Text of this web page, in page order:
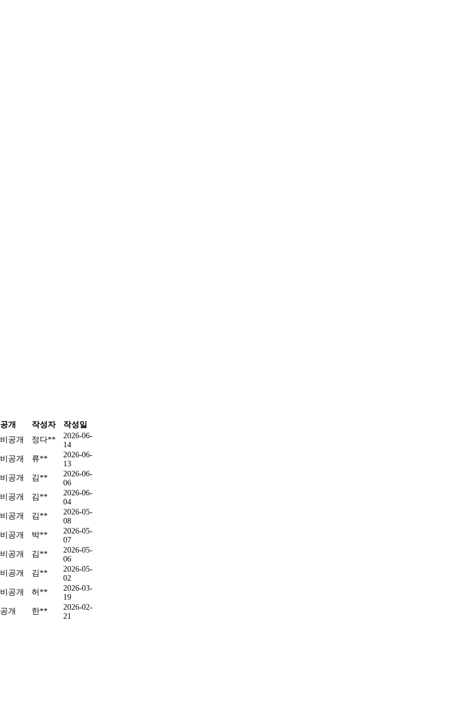
공개 작성자
작성일
비공개 정다**
2026-06-
14
비공개 류**
2026-06-
13
비공개 김**
2026-06-
06
비공개 김**
2026-06-
04
비공개 김**
2026-05-
08
비공개 박**
2026-05-
07
비공개 김**
2026-05-
06
비공개 김**
2026-05-
02
비공개 허**
2026-03-
19
공개 한**
2026-02-
21